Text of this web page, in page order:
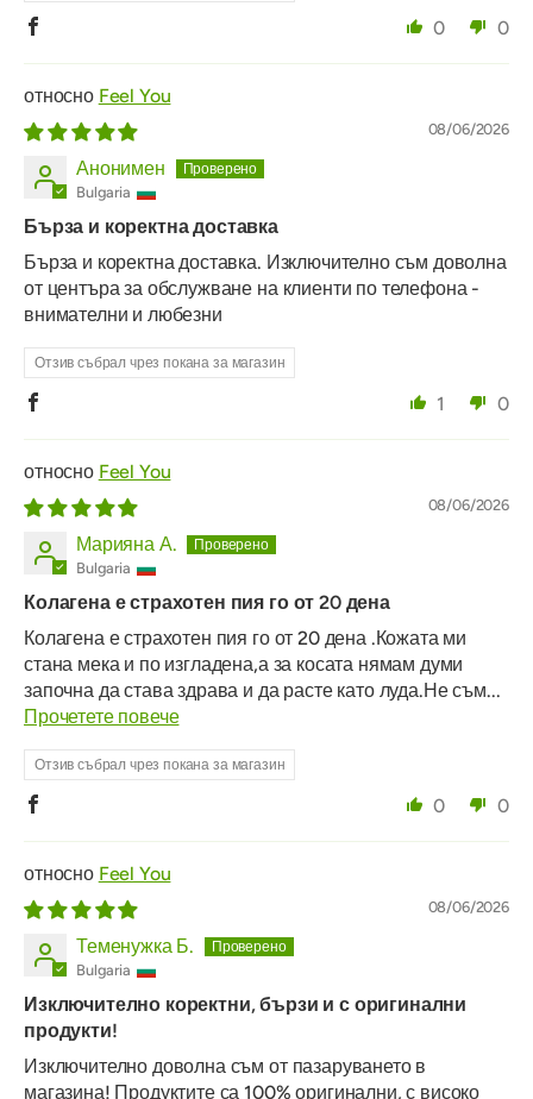
0 0
Feel You
08/06/2026
Анонимен
Bulgaria
Бърза и коректна доставка
Бърза и коректна доставка. Изключително съм доволна
от центъра за обслужване на клиенти по телефона -
внимателни и любезни
Отзив събрал чрез покана за магазин
1 0
Feel You
08/06/2026
Марияна А.
Bulgaria
Колагена е страхотен пия го от 20 дена
Колагена е страхотен пия го от 20 дена .Кожата ми
стана мека и по изгладена,а за косата нямам думи
започна да става здрава и да расте като луда.Не съм...
Прочетете повече
Отзив събрал чрез покана за магазин
0 0
Feel You
08/06/2026
Теменужка Б.
Bulgaria
Изключително коректни, бързи и с оригинални
продукти!
Изключително доволна съм от пазаруването в
магазина! Продуктите са 100% оригинални, с високо